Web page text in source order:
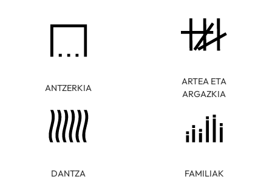
ANTZERKIA
ARTEA ETA
ARGAZKIA
DANTZA FAMILIAK